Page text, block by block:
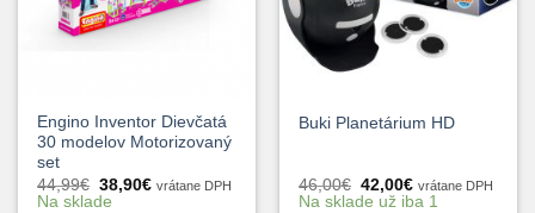
Engino Inventor Dievčatá
30 modelov Motorizovaný
set
44,99€ Pôvodná
cena
38,90€Aktuálna
vrátane DPH
Na sklade
Buki Planetárium HD
46,00€ Pôvodná
cena
42,00€Aktuálna
cena
vrátane DPH
Na sklade už iba 1